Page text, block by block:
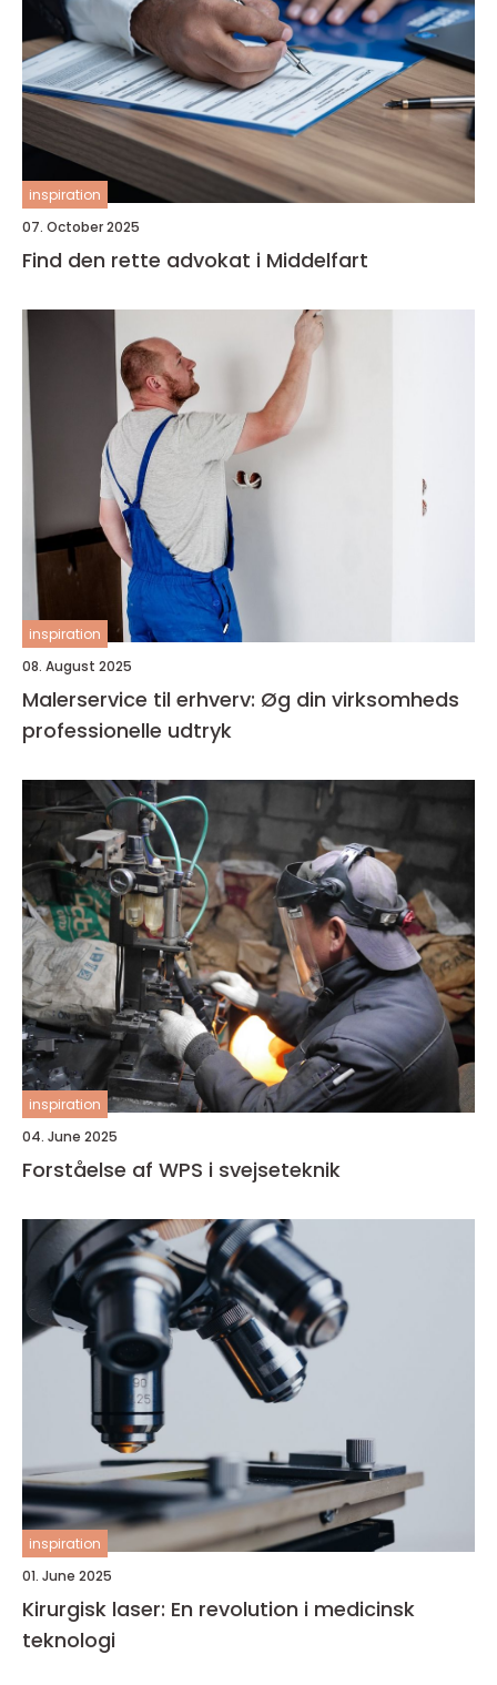
inspiration
07. October 2025
Find den rette advokat i Middelfart
inspiration
08. August 2025
Malerservice til erhverv: Øg din virksomheds
professionelle udtryk
inspiration
04. June 2025
Forståelse af WPS i svejseteknik
inspiration
01. June 2025
Kirurgisk laser: En revolution i medicinsk
teknologi